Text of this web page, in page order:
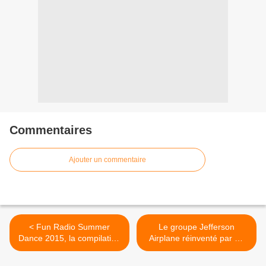
Commentaires
Ajouter un commentaire
< Fun Radio Summer
Dance 2015, la compilation
la plus dance de l’été !
Le groupe Jefferson
Airplane réinventé par Mr
Belt, Wezol & Freejack ! >